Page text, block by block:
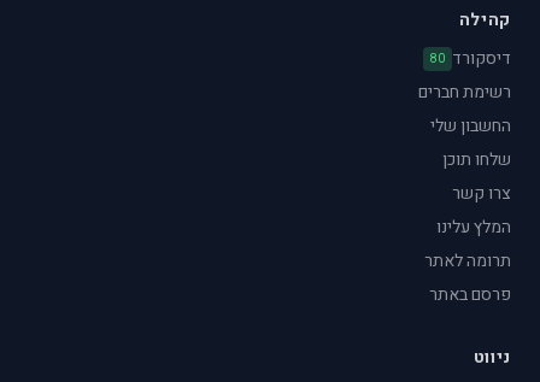
קהילה
דיסקורד 80
רשימת חברים
החשבון שלי
שלחו תוכן
צרו קשר
המלץ עלינו
תרומה לאתר
פרסם באתר
ניווט